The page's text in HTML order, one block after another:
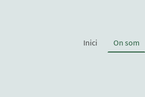
Inici On som